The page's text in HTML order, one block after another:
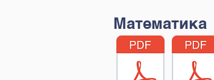
Математика